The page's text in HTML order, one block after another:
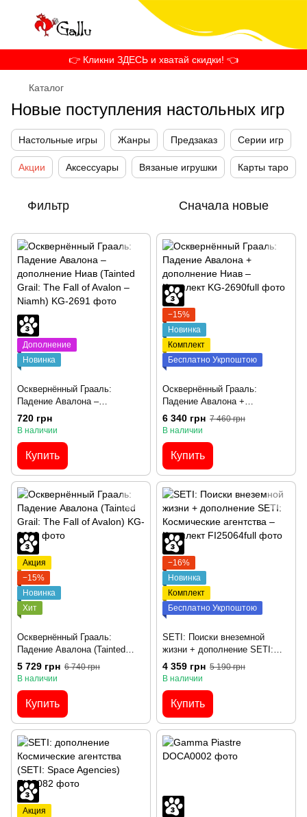
👉 Кликни ЗДЕСЬ и хватай скидки! 👈
Каталог
Новые поступления настольных игр
Настольные игры Жанры Предзаказ Серии игр
Акции Аксессуары Вязаные игрушки Карты таро
Фильтр Сначала новые
Дополнение
Новинка
Осквернённый Грааль:
Падение Авалона –
дополнение Ниав (Tainted
Grail: The Fall of Avalon –
720 грн
В наличии
Купить
−15%
Новинка
Комплект
Бесплатно Укрпоштою
Осквернённый Грааль:
Падение Авалона +
дополнение Ниав – Комплект
6 340 грн 7 460 грн
В наличии
Купить
Акция
−15%
Новинка
Хит
Осквернённый Грааль:
Падение Авалона (Tainted
Grail: The Fall of Avalon)
5 729 грн 6 740 грн
В наличии
Купить
−16%
Новинка
Комплект
Бесплатно Укрпоштою
SETI: Поиски внеземной
жизни + дополнение SETI:
Космические агентства –
Комплект
4 359 грн 5 190 грн
В наличии
Купить
Акция